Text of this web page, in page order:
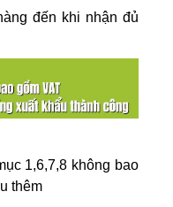
đến khi nhận đủ
1,6,7,8 không bao
thêm